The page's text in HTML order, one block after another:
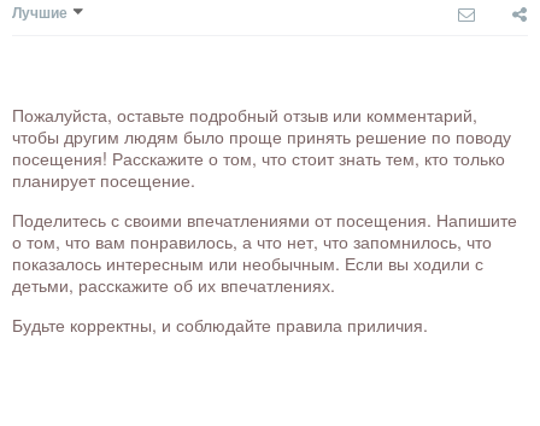
Лучшие
Пожалуйста, оставьте подробный отзыв или комментарий,
чтобы другим людям было проще принять решение по поводу
посещения! Расскажите о том, что стоит знать тем, кто только
планирует посещение.
Поделитесь с своими впечатлениями от посещения. Напишите
о том, что вам понравилось, а что нет, что запомнилось, что
показалось интересным или необычным. Если вы ходили с
детьми, расскажите об их впечатлениях.
Будьте корректны, и соблюдайте правила приличия.